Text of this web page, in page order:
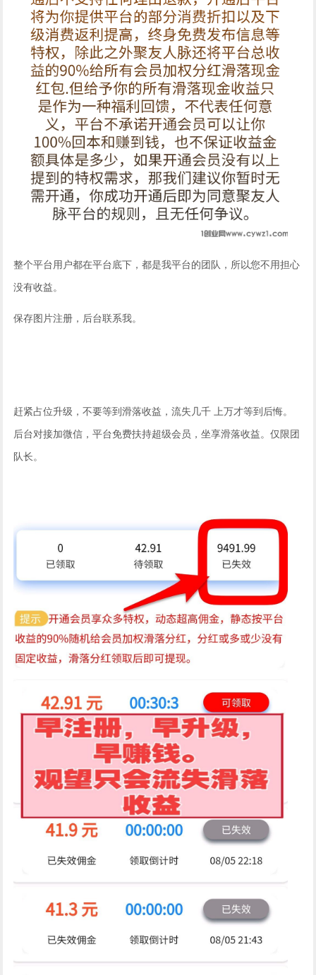
整个平台用户都在平台底下，都是我平台的团队，所以您不用担心
没有收益。
保存图片注册，后台联系我。
赶紧占位升级，不要等到滑落收益，流失几千 上万才等到后悔。
后台对接加微信，平台免费扶持超级会员，坐享滑落收益。仅限团
队长。